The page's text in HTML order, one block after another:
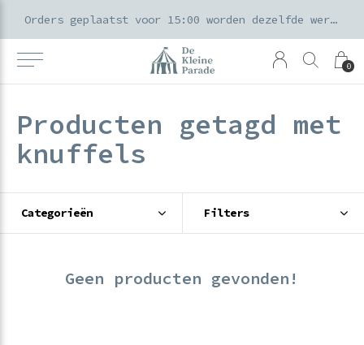
0
Orders geplaatst voor 15:00 worden dezelfde werkdag verzonden
Producten getagd met
knuffels
Categorieën Filters
Geen producten gevonden!